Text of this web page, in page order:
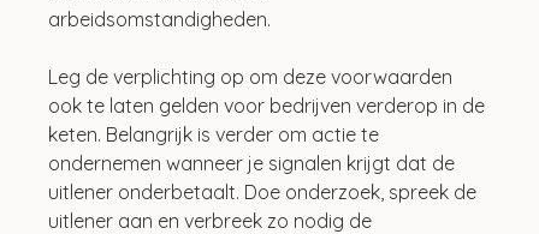
arbeidsomstandigheden.
Leg de verplichting op om deze voorwaarden
ook te laten gelden voor bedrijven verderop in de
keten. Belangrijk is verder om actie te
ondernemen wanneer je signalen krijgt dat de
uitlener onderbetaalt. Doe onderzoek, spreek de
uitlener aan en verbreek zo nodig de